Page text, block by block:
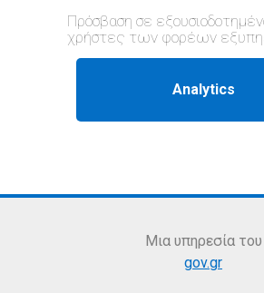
Πρόσβαση σε
χρήστες των φορέων
Μια υπηρεσία του
gov.gr